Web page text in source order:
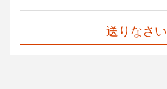
送りなさい